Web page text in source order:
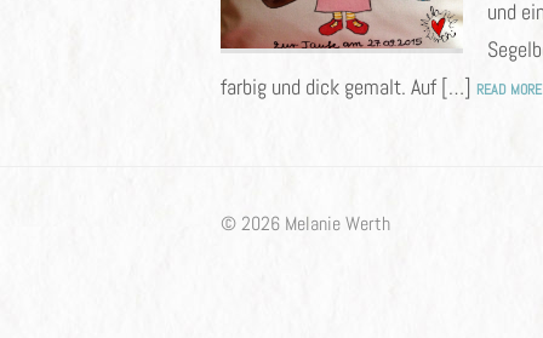
und
farbig und dick gemalt. Auf […] READ MORE
© 2026 Melanie Werth